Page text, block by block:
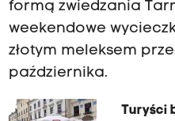
formą zwiedzania
weekendowe
złotym meleksem
października.
Turyści